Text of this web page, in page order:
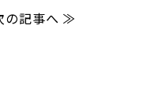
の記事へ ≫